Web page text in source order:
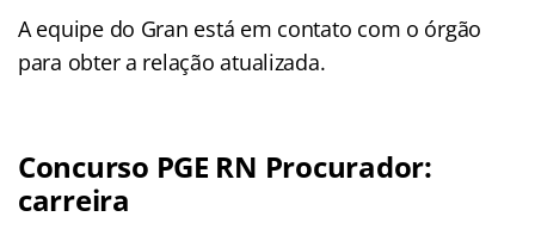
A equipe do Gran está em contato com o órgão
para obter a relação atualizada.
Concurso PGE RN Procurador:
carreira